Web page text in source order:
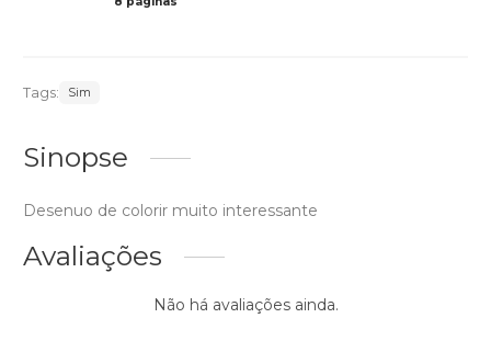
Tags: Sim
Sinopse
Desenuo de colorir muito interessante
Avaliações
Não há avaliações ainda.